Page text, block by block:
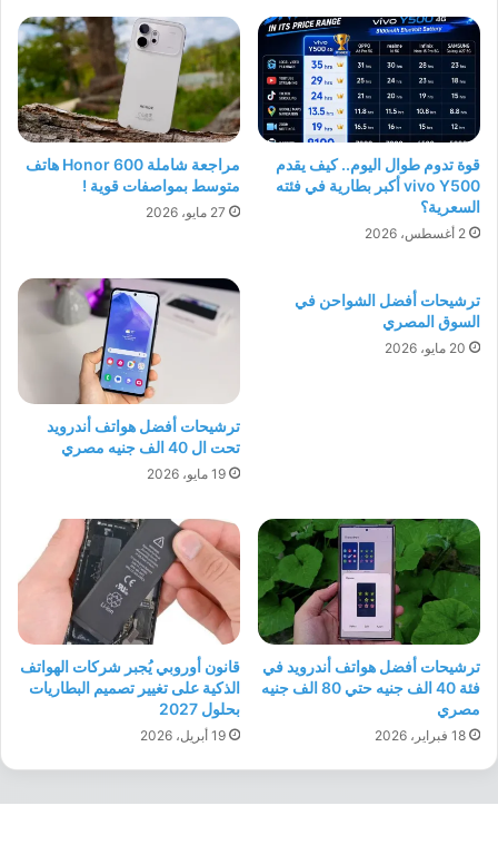
قوة تدوم طوال اليوم.. كيف يقدم
vivo Y500 أكبر بطارية في فئته
السعرية؟
2 أغسطس، 2026
مراجعة شاملة Honor 600 هاتف
متوسط بمواصفات قوية !
27 مايو، 2026
ترشيحات أفضل الشواحن في
السوق المصري
20 مايو، 2026
ترشيحات أفضل هواتف أندرويد
تحت ال 40 الف جنيه مصري
19 مايو، 2026
ترشيحات أفضل هواتف أندرويد في
فئة 40 الف جنيه حتي 80 الف جنيه
مصري
18 فبراير، 2026
قانون أوروبي يُجبر شركات الهواتف
الذكية على تغيير تصميم البطاريات
بحلول 2027
19 أبريل، 2026